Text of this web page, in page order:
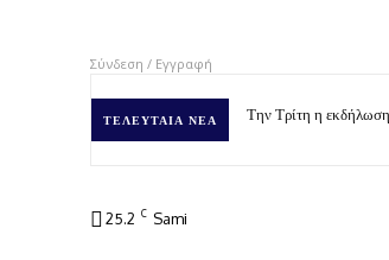
Σύνδεση / Εγγραφή
ΤΕΛΕΥΤΑΊΑ ΝΈΑ Την Τρίτη η
25.2 C Sami